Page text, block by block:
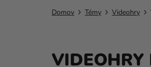
Domov Témy Videohry
VIDEOHRY